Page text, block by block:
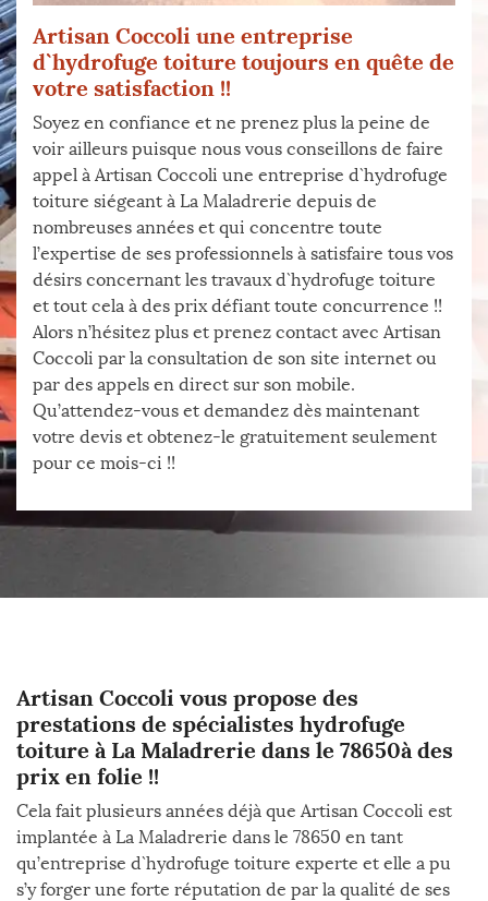
Artisan Coccoli une entreprise
d`hydrofuge toiture toujours en quête de
votre satisfaction !!
Soyez en confiance et ne prenez plus la peine de
voir ailleurs puisque nous vous conseillons de faire
appel à Artisan Coccoli une entreprise d`hydrofuge
toiture siégeant à La Maladrerie depuis de
nombreuses années et qui concentre toute
l’expertise de ses professionnels à satisfaire tous vos
désirs concernant les travaux d`hydrofuge toiture
et tout cela à des prix défiant toute concurrence !!
Alors n’hésitez plus et prenez contact avec Artisan
Coccoli par la consultation de son site internet ou
par des appels en direct sur son mobile.
Qu’attendez-vous et demandez dès maintenant
votre devis et obtenez-le gratuitement seulement
pour ce mois-ci !!
Artisan Coccoli vous propose des
prestations de spécialistes hydrofuge
toiture à La Maladrerie dans le 78650à des
prix en folie !!
Cela fait plusieurs années déjà que Artisan Coccoli est
implantée à La Maladrerie dans le 78650 en tant
qu’entreprise d`hydrofuge toiture experte et elle a pu
s’y forger une forte réputation de par la qualité de ses